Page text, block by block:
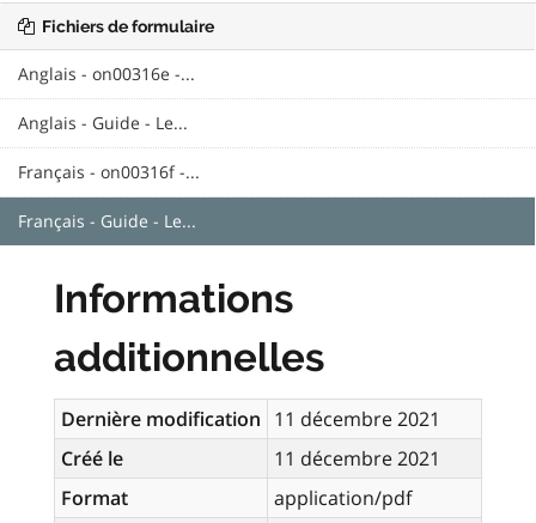
Fichiers de formulaire
Anglais - on00316e -...
Anglais - Guide - Le...
Français - on00316f -...
Français - Guide - Le...
Informations
additionnelles
Dernière modification 11 décembre 2021
Créé le
11 décembre 2021
Format
application/pdf